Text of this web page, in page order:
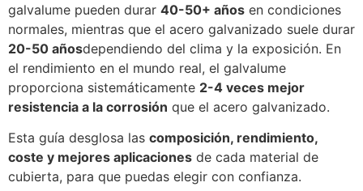
galvalume pueden durar 40-50+ años en condiciones
normales, mientras que el acero galvanizado suele durar
20-50 añosdependiendo del clima y la exposición. En
el rendimiento en el mundo real, el galvalume
proporciona sistemáticamente 2-4 veces mejor
resistencia a la corrosión que el acero galvanizado.
Esta guía desglosa las composición, rendimiento,
coste y mejores aplicaciones de cada material de
cubierta, para que puedas elegir con confianza.